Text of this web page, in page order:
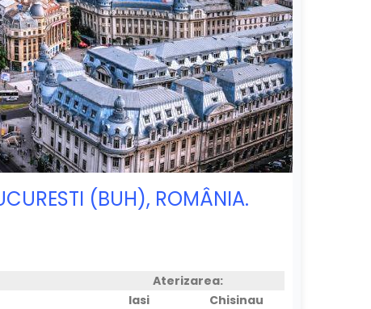
(BUH), ROMÂNIA.
Aterizarea:
Iasi
Chisinau